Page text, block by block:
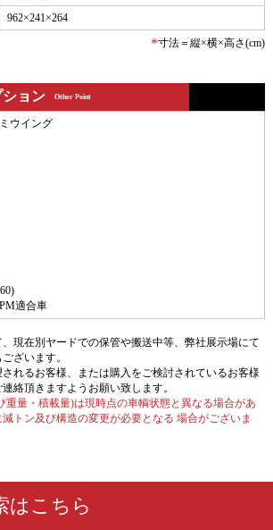
962×241×264
*寸法＝縦×横×高さ(cm)
ション Other Point
ウイング
適合車
現在別ヤードでの保管や搬送中等、弊社展示場にて
ざいます。
れるお客様、または購入をご検討されているお客様
絡頂きますようお願い致します。
重量・積載量)は現時点の車輌状態と異なる場合があ
トン及び構造の変更が必要となる 場合がございま